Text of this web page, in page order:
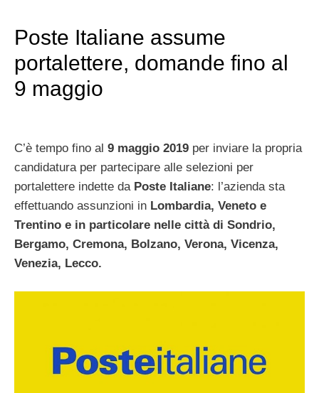
Poste Italiane assume
portalettere, domande fino al
9 maggio
C’è tempo fino al 9 maggio 2019 per inviare la propria
candidatura per partecipare alle selezioni per
portalettere indette da Poste Italiane: l’azienda sta
effettuando assunzioni in Lombardia, Veneto e
Trentino e in particolare nelle città di Sondrio,
Bergamo, Cremona, Bolzano, Verona, Vicenza,
Venezia, Lecco.